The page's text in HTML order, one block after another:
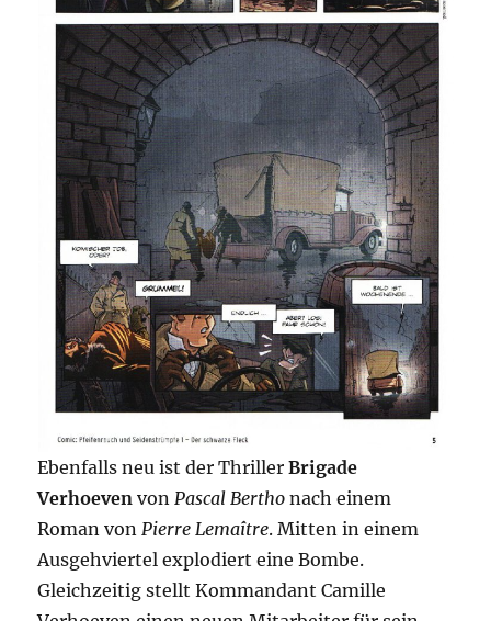
Ebenfalls neu ist der ThrillerBrigade
Verhoeven von Pascal Bertho nach einem
Roman von Pierre Lemaître. Mitten in einem
Ausgehviertel explodiert eine Bombe.
Gleichzeitig stellt Kommandant Camille